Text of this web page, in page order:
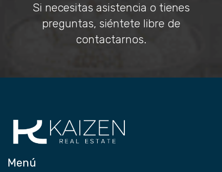
Si necesitas asistencia o tienes
preguntas, siéntete libre de
contactarnos.
Menú